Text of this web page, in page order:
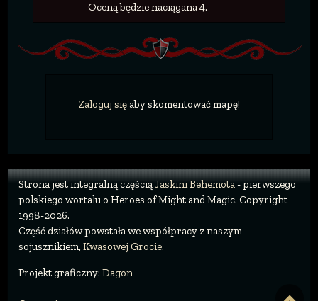
Oceną będzie naciągana 4.
Zaloguj sięaby skomentować mapę!
Strona jest integralną częściąJaskini Behemota- pierwszego
polskiego wortalu o Heroes of Might and Magic. Copyright
1998-2026.
Część działów powstała we współpracy z naszym
sojusznikiem, Kwasowej Grocie.
Projekt graficzny: Dagon